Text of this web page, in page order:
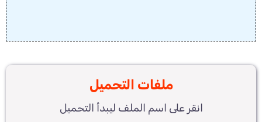
ملفات التحميل
انقر على اسم الملف ليبدأ التحميل